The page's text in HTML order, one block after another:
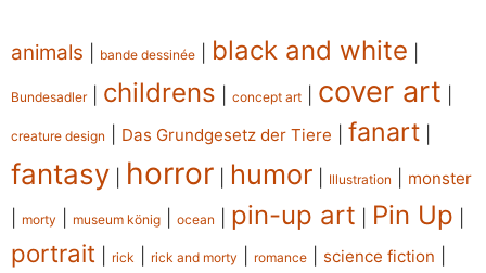
animals bande dessinée black and white
Bundesadler| childrens concept art cover art
creature design Das Grundgesetz der Tiere fanart
fantasy horror humor Illustration monster
morty museum könig ocean pin-up art Pin Up
portrait rick rick and morty romance science fiction